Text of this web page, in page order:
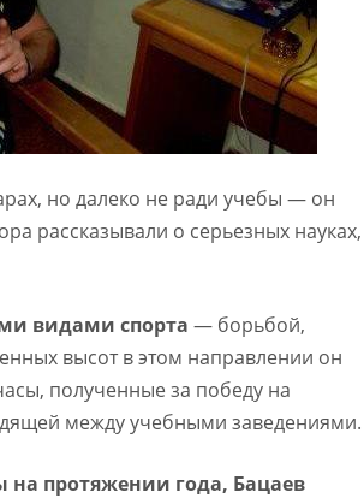
но далеко не ради учебы — он
рассказывали о серьезных науках,
видами спорта — борьбой,
высот в этом направлении он
полученные за победу на
между учебными заведениями.
на протяжении года, Бацаев